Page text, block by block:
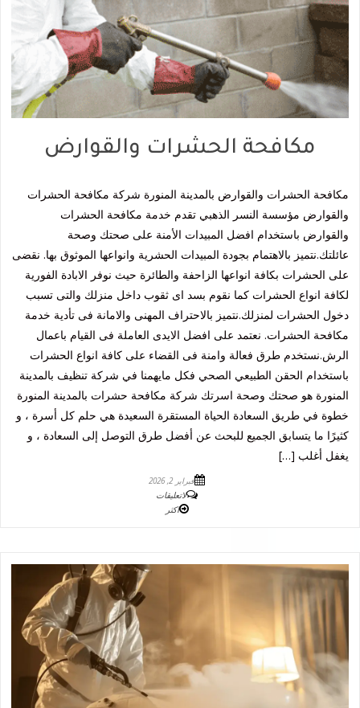
مكافحة الحشرات والقوارض
مكافحة الحشرات والقوارض بالمدينة المنورة شركة مكافحة الحشرات
والقوارض مؤسسة النسر الذهبي تقدم خدمة مكافحة الحشرات
والقوارض باستخدام افضل المبيدات الأمنة على صحتك وصحة
عائلتك.نتميز بالاهتمام بجودة المبيدات الحشرية وانواعها الموثوق بها. نقضى
على الحشرات بكافة انواعها الزاحفة والطائرة حيث نوفر الابادة الفورية
لكافة انواع الحشرات كما نقوم بسد اى ثقوب داخل منزلك والتى تسبب
دخول الحشرات لمنزلك.نتميز بالاحتراف المهنى والامانة فى تأدية خدمة
مكافحة الحشرات. نعتمد على افضل الايدى العاملة فى القيام باعمال
الرش.نستخدم طرق فعالة وامنة فى القضاء على كافة انواع الحشرات
باستخدام الحقن الطبيعي الصحي فكل مايهمنا في شركة تنظيف بالمدينة
المنورة هو صحتك وصحة اسرتك شركة مكافحة حشرات بالمدينة المنورة
خطوة في طريق السعادة الحياة المستقرة السعيدة هي حلم كل أسرة ، و
كثيرًا ما يتسابق الجميع للبحث عن أفضل طرق التوصل إلى السعادة ، و
يغفل أغلب […]
فبراير 2, 2026
لاتعليقات
اكثر